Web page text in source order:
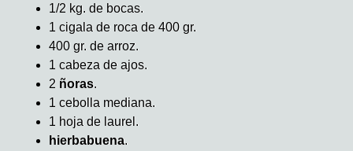
1/2 kg. de bocas.
1 cigala de roca de 400 gr.
400 gr. de arroz.
1 cabeza de ajos.
2 ñoras.
1 cebolla mediana.
1 hoja de laurel.
hierbabuena.